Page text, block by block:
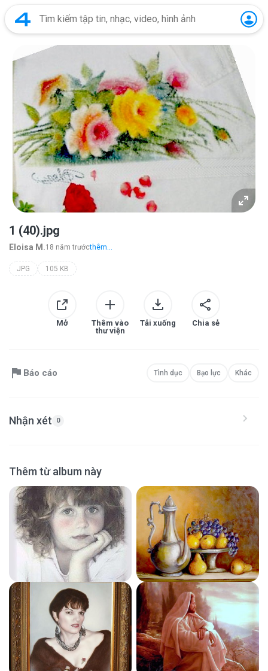
1 (40).jpg
Eloisa M.18 năm trướcthêm...
JPG 105 KB
Mở
Thêm vào
thư viện
Tải xuống Chia sẻ
Báo cáo Tình dục Bạo lực Khác
Nhận xét 0
Thêm từ album này